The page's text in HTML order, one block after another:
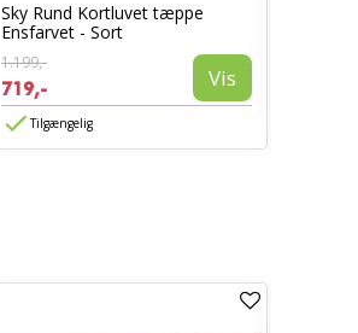
Sky Rund Kortluvet tæppe
Ensfarvet - Sort
1.199,-
719,- Vis
Tilgængelig